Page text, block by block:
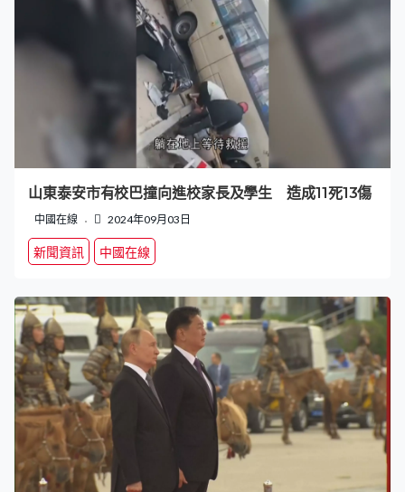
山東泰安市有校巴撞向進校家長及學生 造成11死13傷
中國在線 2024年09月03日
新聞資訊 中國在線